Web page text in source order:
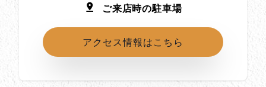
ご来店時の駐車場
アクセス情報はこちら
所在地